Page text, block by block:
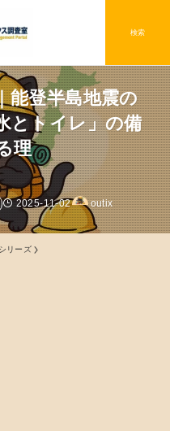
検索
能登半島地震の
とトイレ」の備
理
2025-11-02 outix
リーズ